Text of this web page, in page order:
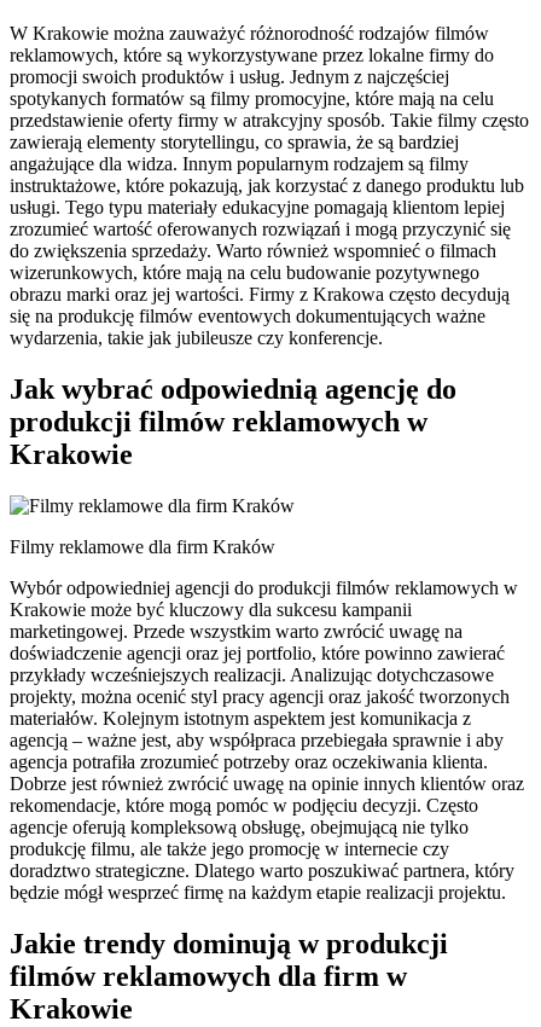
W Krakowie można zauważyć różnorodność rodzajów filmów
reklamowych, które są wykorzystywane przez lokalne firmy do
promocji swoich produktów i usług. Jednym z najczęściej
spotykanych formatów są filmy promocyjne, które mają na celu
przedstawienie oferty firmy w atrakcyjny sposób. Takie filmy często
zawierają elementy storytellingu, co sprawia, że są bardziej
angażujące dla widza. Innym popularnym rodzajem są filmy
instruktażowe, które pokazują, jak korzystać z danego produktu lub
usługi. Tego typu materiały edukacyjne pomagają klientom lepiej
zrozumieć wartość oferowanych rozwiązań i mogą przyczynić się
do zwiększenia sprzedaży. Warto również wspomnieć o filmach
wizerunkowych, które mają na celu budowanie pozytywnego
obrazu marki oraz jej wartości. Firmy z Krakowa często decydują
się na produkcję filmów eventowych dokumentujących ważne
wydarzenia, takie jak jubileusze czy konferencje.
Jak wybrać odpowiednią agencję do
produkcji filmów reklamowych w
Krakowie
Filmy reklamowe dla firm Kraków
Wybór odpowiedniej agencji do produkcji filmów reklamowych w
Krakowie może być kluczowy dla sukcesu kampanii
marketingowej. Przede wszystkim warto zwrócić uwagę na
doświadczenie agencji oraz jej portfolio, które powinno zawierać
przykłady wcześniejszych realizacji. Analizując dotychczasowe
projekty, można ocenić styl pracy agencji oraz jakość tworzonych
materiałów. Kolejnym istotnym aspektem jest komunikacja z
agencją – ważne jest, aby współpraca przebiegała sprawnie i aby
agencja potrafiła zrozumieć potrzeby oraz oczekiwania klienta.
Dobrze jest również zwrócić uwagę na opinie innych klientów oraz
rekomendacje, które mogą pomóc w podjęciu decyzji. Często
agencje oferują kompleksową obsługę, obejmującą nie tylko
produkcję filmu, ale także jego promocję w internecie czy
doradztwo strategiczne. Dlatego warto poszukiwać partnera, który
będzie mógł wesprzeć firmę na każdym etapie realizacji projektu.
Jakie trendy dominują w produkcji
filmów reklamowych dla firm w
Krakowie